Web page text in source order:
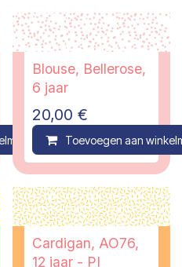
Compare
Blouse, Bellerose,
6 jaar
20,00 €
Toevoegen aan
Cardigan, AO76,
12 jaar - PI